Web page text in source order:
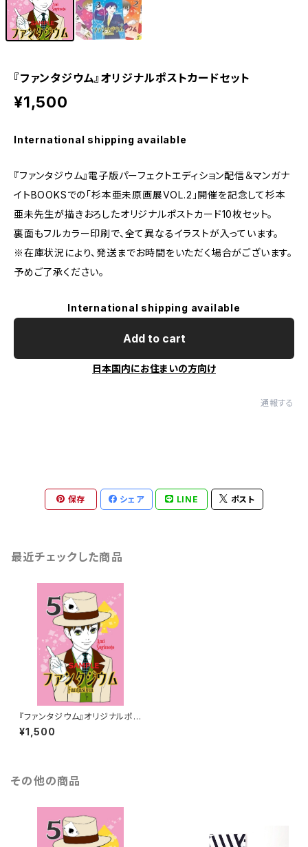
『ファンタジウム』オリジナルポストカードセット
¥1,500
International shipping available
『ファンタジウム』電子版パーフェクトエディション配信＆マンガナ
イトBOOKSでの「杉本亜未原画展VOL.2」開催を記念して杉本
亜未先生が描きおろしたオリジナルポストカード10枚セット。
裏面もフルカラー印刷で、全て異なるイラストが入っています。
※在庫状況により、発送までお時間をいただく場合がございます。
予めご了承ください。
International shipping available
Add to cart
日本国内にお住まいの方向け
通報する
保存 シェア LINE ポスト
最近チェックした商品
『ファンタジウム』オリジナルポス
トカードセット
¥1,500
その他の商品